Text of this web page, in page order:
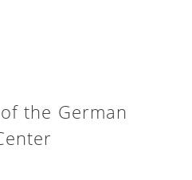
the German